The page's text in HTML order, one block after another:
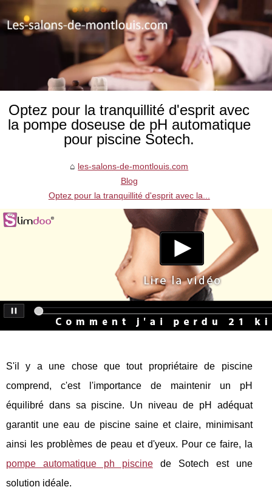
Optez pour la tranquillité d'esprit avec
la pompe doseuse de pH automatique
pour piscine Sotech.
les-salons-de-montlouis.com
Blog
Optez pour la tranquillité d'esprit avec la...
S'il y a une chose que tout propriétaire de piscine
comprend, c'est l'importance de maintenir un pH
équilibré dans sa piscine. Un niveau de pH adéquat
garantit une eau de piscine saine et claire, minimisant
ainsi les problèmes de peau et d'yeux. Pour ce faire, la
pompe automatique ph piscinede Sotech est une
solution idéale.